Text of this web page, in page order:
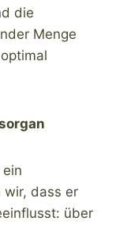
die
Menge
wir, dass er
über